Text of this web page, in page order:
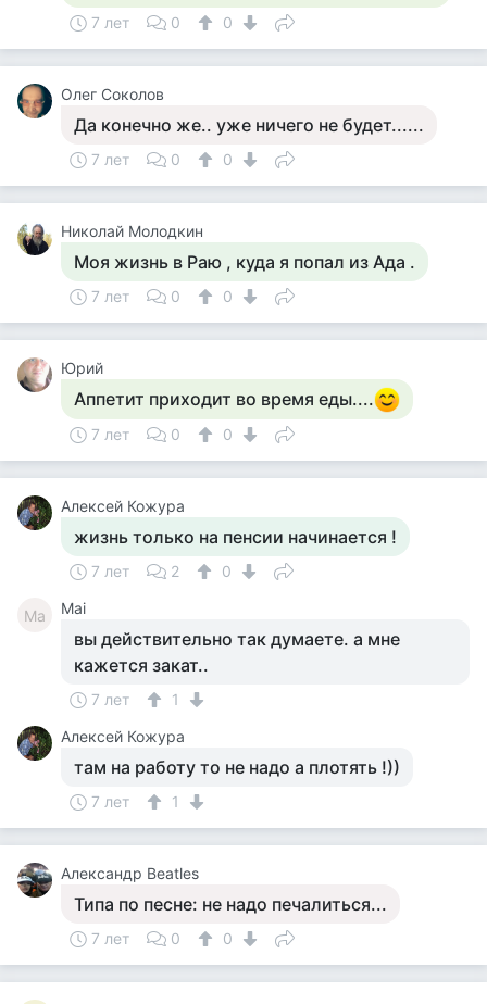
7 лет 0 0
Олег Соколов
Да конечно же.. уже ничего не будет......
7 лет 0 0
Николай Молодкин
Моя жизнь в Раю , куда я попал из Ада .
7 лет 0 0
Юрий
Аппетит приходит во время еды....
7 лет 0 0
Алексей Кожура
жизнь только на пенсии начинается !
7 лет 2 0
Ma Mai
вы действительно так думаете. а мне
кажется закат..
7 лет
1
Алексей Кожура
там на работу то не надо а плотять !))
7 лет 1
Александр Beatles
Типа по песне: не надо печалиться...
7 лет 0 0